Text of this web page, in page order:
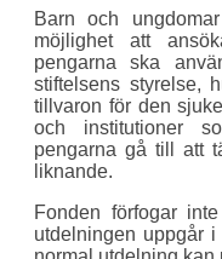
Barn och
möjlighet att
pengarna ska
stiftelsens styrelse,
tillvaron för den
och institutioner
pengarna gå till att
liknande.
Fonden förfogar
utdelningen uppgår